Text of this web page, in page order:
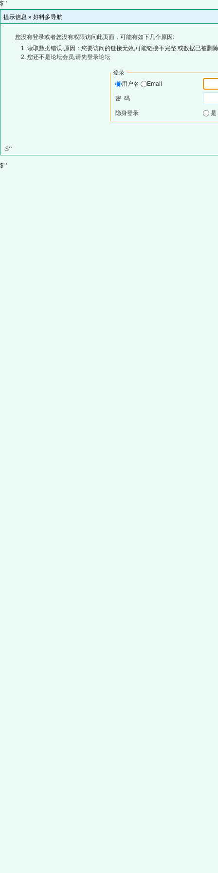
$' '
提示信息 » 好料多导航
您没有登录或者您没有权限访问此页面，可能有如下几个原因:
读取数据错误,原因：您要访问的链接无效,可能链接不完整,或数据已被删
您还不是论坛会员,请先登录论坛
登录
用户名
Email
密 码
隐身登录
$' '
$' '